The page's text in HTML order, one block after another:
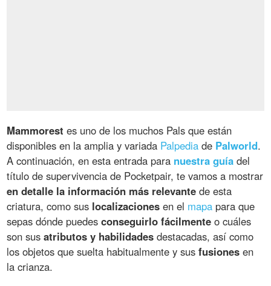
Mammorest es uno de los muchos Pals que están
disponibles en la amplia y variada Palpedia de Palworld.
A continuación, en esta entrada para nuestra guía del
título de supervivencia de Pocketpair, te vamos a mostrar
en detalle la información más relevante de esta
criatura, como sus localizaciones en el mapa para que
sepas dónde puedesconseguirlo fácilmente o cuáles
son susatributos y habilidades destacadas, así como
los objetos que suelta habitualmente y susfusiones en
la crianza.